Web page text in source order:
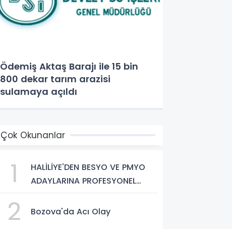
Ödemiş Aktaş Barajı ile 15 bin
800 dekar tarım arazisi
sulamaya açıldı
Çok Okunanlar
1
HALİLİYE'DEN BESYO VE PMYO
ADAYLARINA PROFESYONEL
2 Bozova'da Acı Olay